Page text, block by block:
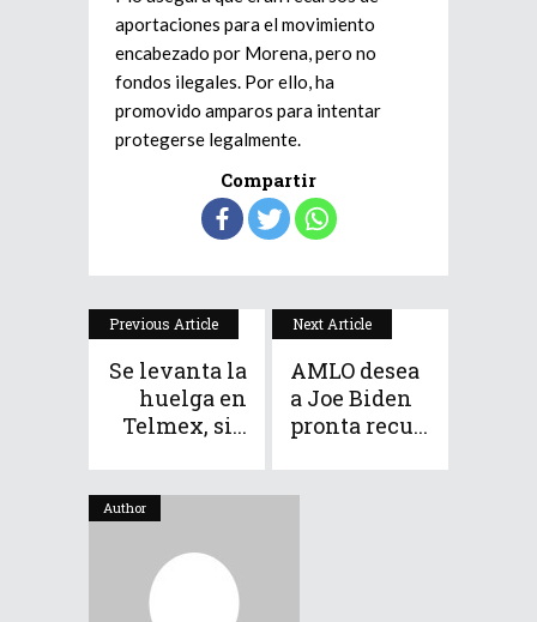
aportaciones para el movimiento
encabezado por Morena, pero no
fondos ilegales. Por ello, ha
promovido amparos para intentar
protegerse legalmente.
Compartir
Previous Article
Se levanta la
huelga en
Telmex, si...
Next Article
AMLO desea
a Joe Biden
pronta recu...
Author